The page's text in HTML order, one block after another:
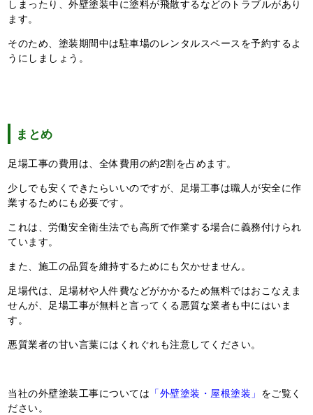
しまったり、外壁塗装中に塗料が飛散するなどのトラブルがあり
ます。
そのため、塗装期間中は駐車場のレンタルスペースを予約するよ
うにしましょう。
まとめ
足場工事の費用は、全体費用の約2割を占めます。
少しでも安くできたらいいのですが、足場工事は職人が安全に作
業するためにも必要です。
これは、労働安全衛生法でも高所で作業する場合に義務付けられ
ています。
また、施工の品質を維持するためにも欠かせません。
足場代は、足場材や人件費などがかかるため無料ではおこなえま
せんが、足場工事が無料と言ってくる悪質な業者も中にはいま
す。
悪質業者の甘い言葉にはくれぐれも注意してください。
当社の外壁塗装工事については 「外壁塗装・屋根塗装」 をご覧く
ださい。